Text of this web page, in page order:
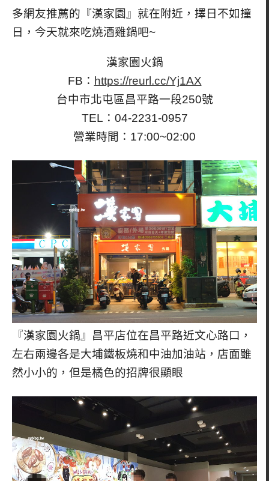
多網友推薦的『漢家園』就在附近，擇日不如撞
日，今天就來吃燒酒雞鍋吧~
漢家園火鍋
FB： https://reurl.cc/Yj1AX
台中市北屯區昌平路一段250號
TEL：04-2231-0957
營業時間：17:00~02:00
『漢家園火鍋』昌平店位在昌平路近文心路口，
左右兩邊各是大埔鐵板燒和中油加油站，店面雖
然小小的，但是橘色的招牌很顯眼